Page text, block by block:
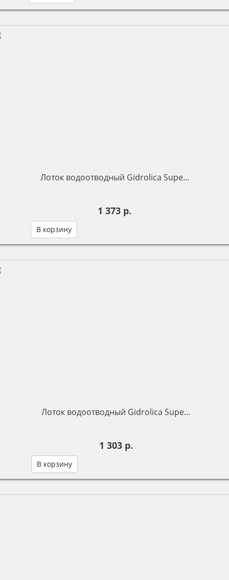
Лоток водоотводный Gidrolica Supe...
1 373 р.
В корзину
Лоток водоотводный Gidrolica Supe...
1 303 р.
В корзину